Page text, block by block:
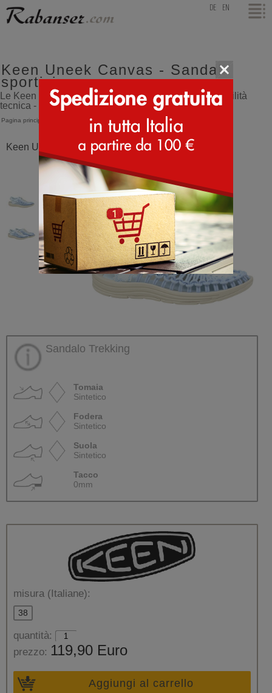
top DE EN
Keen Uneek Canvas - Sandali
sportivi
Le Keen Uneek Canvas uniscono l'estetica alla versatilità
tecnica - Sandali sportivi
Pagina principale Uneek Canvas
Keen Uneek Canvas Ballata blu
Sandalo Trekking
Tomaia
Sintetico
Fodera
Sintetico
Suola
Sintetico
Tacco
0mm
misura (Italiane):
38
quantità:
prezzo: 119,90 Euro
Aggiungi al carrello